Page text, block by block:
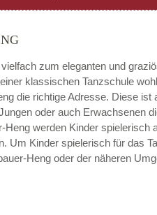
—
zum eleganten und
klassischen Tanzschule
die richtige Adresse. Diese ist
oder auch Erwachsenen
werden Kinder spielerisch
Um Kinder spielerisch für das
Heng oder der näheren